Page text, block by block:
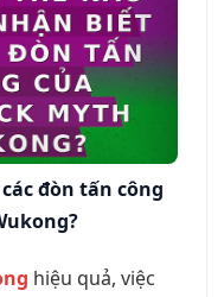
đòn tấn công
hiệu quả, việc